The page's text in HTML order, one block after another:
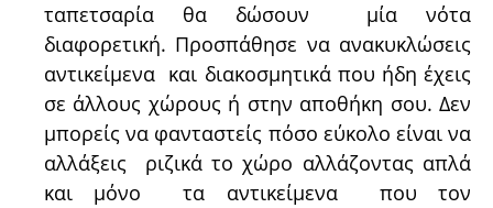
ταπετσαρία θα δώσουν μία νότα
διαφορετική. Προσπάθησε να ανακυκλώσεις
αντικείμενα και διακοσμητικά που ήδη έχεις
σε άλλους χώρους ή στην αποθήκη σου. Δεν
μπορείς να φανταστείς πόσο εύκολο είναι να
αλλάξεις ριζικά το χώρο αλλάζοντας απλά
και μόνο τα αντικείμενα που τον